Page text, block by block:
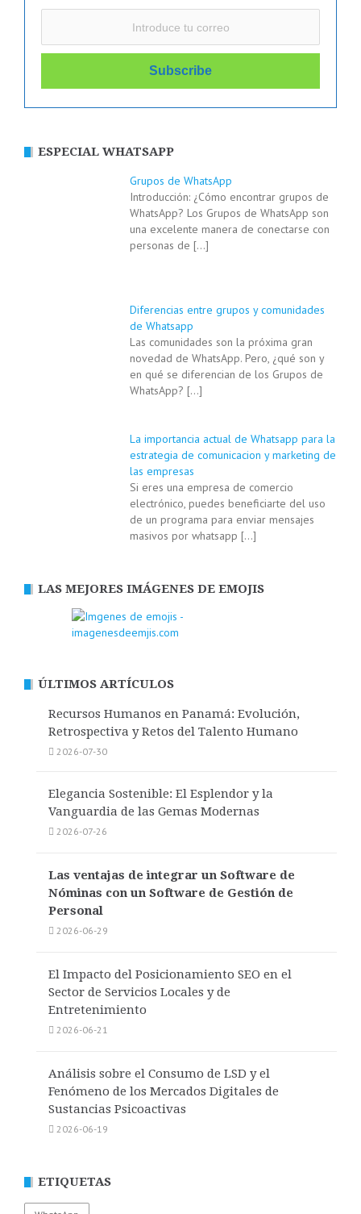
ESPECIAL WHATSAPP
Grupos de WhatsApp
Introducción: ¿Cómo encontrar grupos de
WhatsApp? Los Grupos de WhatsApp son
una excelente manera de conectarse con
personas de […]
Diferencias entre grupos y comunidades
de Whatsapp
Las comunidades son la próxima gran
novedad de WhatsApp. Pero, ¿qué son y
en qué se diferencian de los Grupos de
WhatsApp? […]
La importancia actual de Whatsapp para la
estrategia de comunicacion y marketing de
las empresas
Si eres una empresa de comercio
electrónico, puedes beneficiarte del uso
de un programa para enviar mensajes
masivos por whatsapp […]
LAS MEJORES IMÁGENES DE EMOJIS
ÚLTIMOS ARTÍCULOS
Recursos Humanos en Panamá: Evolución,
Retrospectiva y Retos del Talento Humano
2026-07-30
Elegancia Sostenible: El Esplendor y la
Vanguardia de las Gemas Modernas
2026-07-26
Las ventajas de integrar un Software de
Nóminas con un Software de Gestión de
Personal
2026-06-29
El Impacto del Posicionamiento SEO en el
Sector de Servicios Locales y de
Entretenimiento
2026-06-21
Análisis sobre el Consumo de LSD y el
Fenómeno de los Mercados Digitales de
Sustancias Psicoactivas
2026-06-19
ETIQUETAS